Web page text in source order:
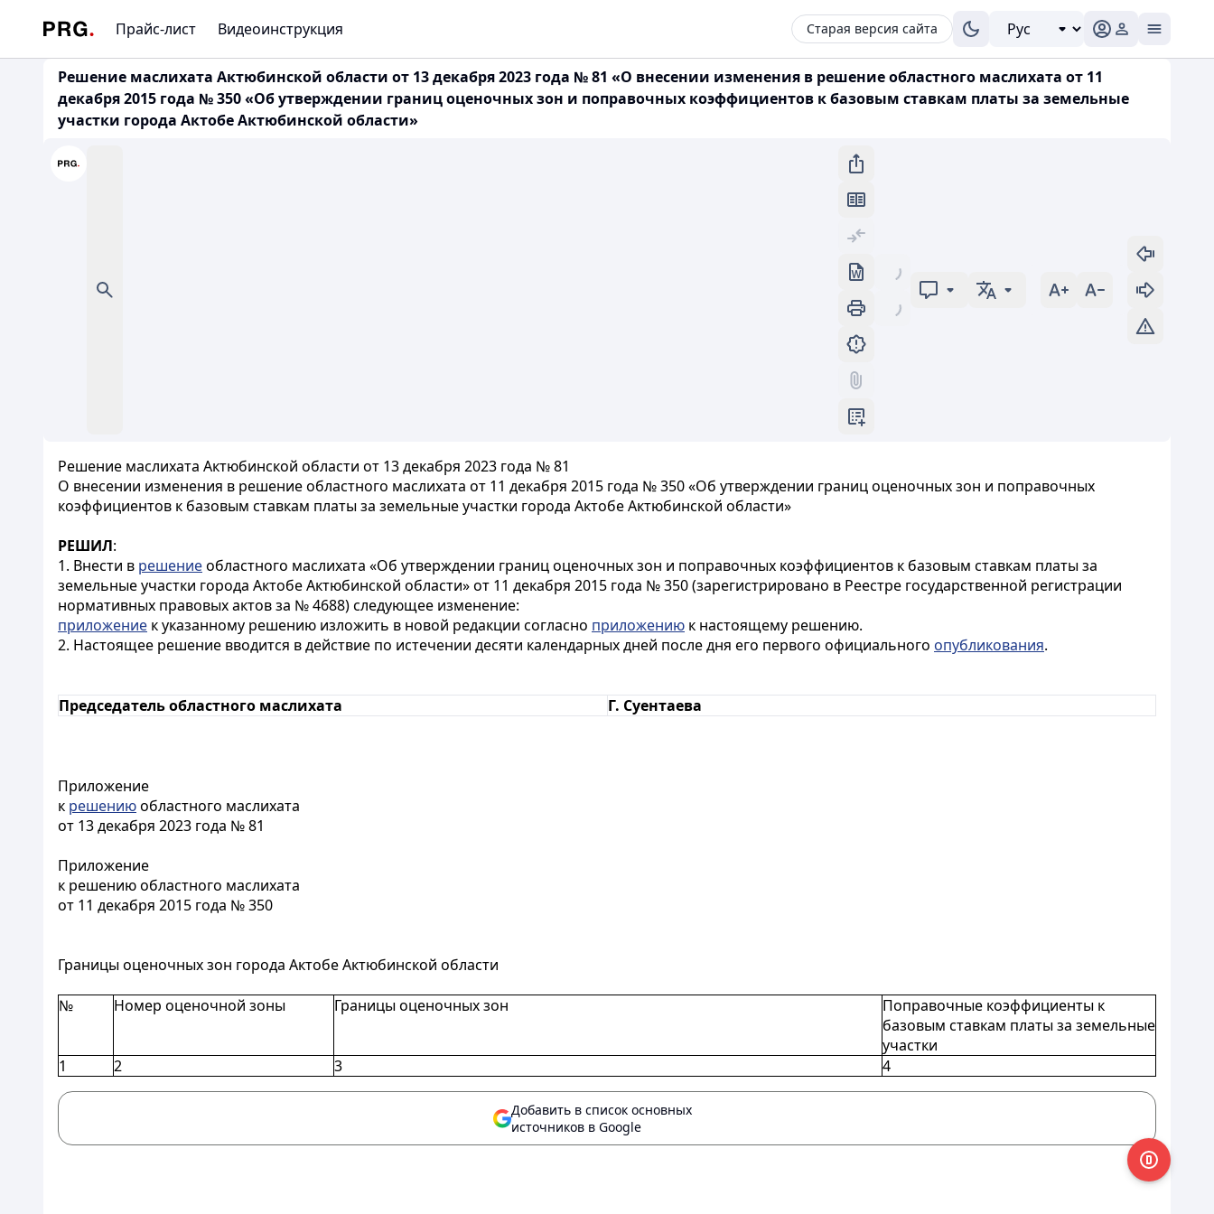
Прайс-лист Видеоинструкция Старая версия сайта
Решение маслихата Актюбинской области от 13 декабря 2023 года № 81 «О внесении изменения в решение областного маслихата от 11
декабря 2015 года № 350 «Об утверждении границ оценочных зон и поправочных коэффициентов к базовым ставкам платы за земельные
участки города Актобе Актюбинской области»
Решение маслихата Актюбинской области от 13 декабря 2023 года № 81
О внесении изменения в решение областного маслихата от 11 декабря 2015 года № 350 «Об утверждении границ оценочных зон и поправочных
коэффициентов к базовым ставкам платы за земельные участки города Актобе Актюбинской области»
РЕШИЛ:
1. Внести в решениеобластного маслихата «Об утверждении границ оценочных зон и поправочных коэффициентов к базовым ставкам платы за
земельные участки города Актобе Актюбинской области» от 11 декабря 2015 года № 350 (зарегистрировано в Реестре государственной регистрации
нормативных правовых актов за № 4688) следующее изменение:
приложение к указанному решению изложить в новой редакции согласно приложению к настоящему решению.
2. Настоящее решение вводится в действие по истечении десяти календарных дней после дня его первого официального опубликования.
Председатель областного маслихата Г. Суентаева
Приложение
к решениюобластного маслихата
от 13 декабря 2023 года № 81
Приложение
к решению областного маслихата
от 11 декабря 2015 года № 350
Границы оценочных зон города Актобе Актюбинской области
№ Номер оценочной зоны Границы оценочных зон
Поправочные коэффициенты к
базовым ставкам платы за земельные
участки
1
2 3 4
Добавить в список основных
источников в Google